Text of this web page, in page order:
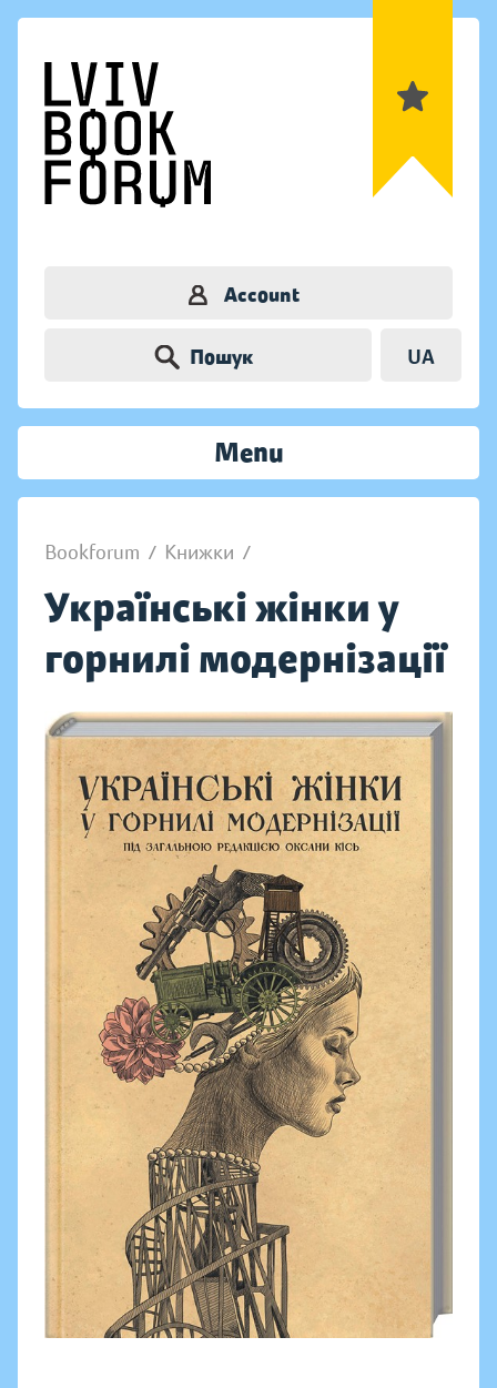
Account
Пошук UA
Menu
Bookforum / Книжки /
Українські жінки у
горнилі модернізації